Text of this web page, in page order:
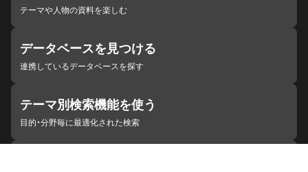
テーマや人物の資料を楽しむ
データベースを見つける
連携しているデータベースを探す
テーマ別検索機能を使う
目的・分野毎に最適化された検索